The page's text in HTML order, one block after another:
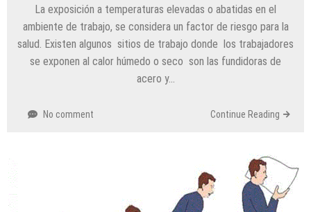
La exposición a temperaturas elevadas o abatidas en el
ambiente de trabajo, se considera un factor de riesgo para la
salud. Existen algunos sitios de trabajo donde los trabajadores
se exponen al calor húmedo o seco son las fundidoras de
acero y…
No comment Continue Reading